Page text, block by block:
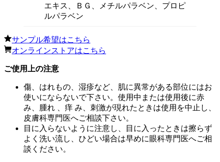
エキス、ＢＧ、メチルパラベン、プロピ
ルパラベン
サンプル希望はこちら
オンラインストアはこちら
ご使用上の注意
傷、はれもの、湿疹など、肌に異常がある部位にはお
使いにならないで下さい。使用中または使用後に赤
み、腫れ 、痒 み、刺激が現れたときは使用を中止し、
皮膚科専門医へご相談下さい。
目に入らないように注意し、目に入ったときは擦らず
よく洗い流し、ひどい場合は早めに眼科専門医へご相
談ください。